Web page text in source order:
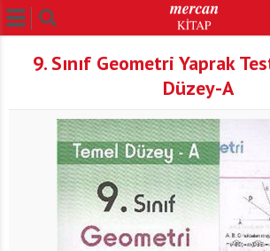
9. Sınıf Geometri Yaprak
Düzey-A